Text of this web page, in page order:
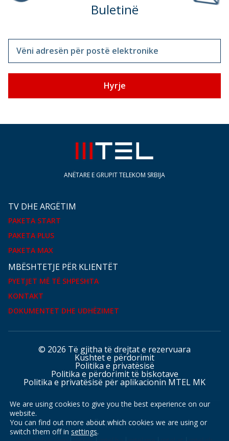
Buletinë
Vëni adresën për postë elektronike
Hyrje
ANËTARE E GRUPIT TELEKOM SRBIJA
TV DHE ARGËTIM
PAKETA START
PAKETA PLUS
PAKETA MAX
MBËSHTETJE PËR KLIENTËT
PYETJET MË TË SHPESHTA
KONTAKT
DOKUMENTET DHE UDHËZIMET
© 2026 Të gjitha të drejtat e rezervuara
Kushtet e përdorimit
Politika e privatësisë
Politika e përdorimit të biskotave
Politika e privatësisë për aplikacionin MTEL MK
Faqet tona
We are using cookies to give you the best experience on our
website.
You can find out more about which cookies we are using or
switch them off in settings.